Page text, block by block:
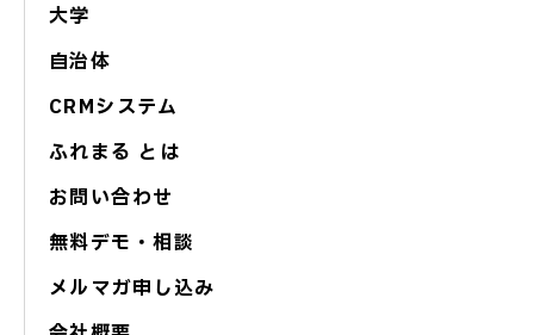
大学
自治体
CRMシステム
ふれまる とは
お問い合わせ
無料デモ・相談
メルマガ申し込み